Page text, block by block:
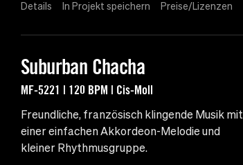
Details In Projekt speichern Preise/Lizenzen
Suburban Chacha
MF-5221 | 120 BPM | Cis-Moll
Freundliche, französisch klingende Musik mit
einer einfachen Akkordeon-Melodie und
kleiner Rhythmusgruppe.